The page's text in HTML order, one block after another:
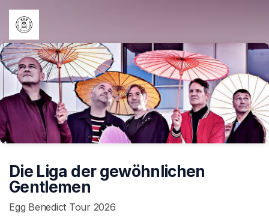
Skip header
Die Liga der gewöhnlichen
Gentlemen
Egg Benedict Tour 2026